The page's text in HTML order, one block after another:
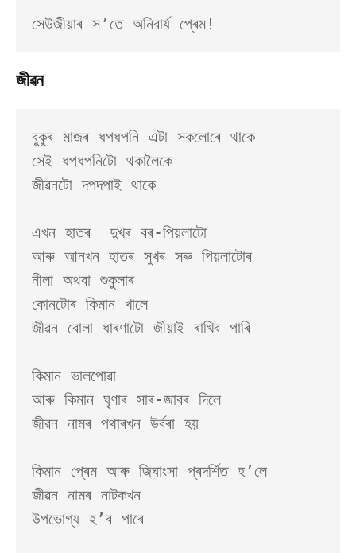
জীৱন
বুকুৰ মাজৰ ধপধপনি এটা সকলোৰে থাকে
সেই ধপধপনিটো থকালৈকে
জীৱনটো দপদপাই থাকে
এখন হাতৰ  দুখৰ বৰ-পিয়লাটো
আৰু আনখন হাতৰ সুখৰ সৰু পিয়লাটোৰ
নীলা অথবা শুকুলাৰ
কোনটোৰ কিমান খালে
জীৱন বোলা ধাৰণাটো জীয়াই ৰাখিব পাৰি
কিমান ভালপোৱা
আৰু কিমান ঘৃণাৰ সাৰ-জাবৰ দিলে
জীৱন নামৰ পথাৰখন উৰ্বৰা হয়
কিমান প্ৰেম আৰু জিঘাংসা প্ৰদৰ্শিত হ’লে
জীৱন নামৰ নাটকখন
উপভোগ্য হ’ব পাৰে